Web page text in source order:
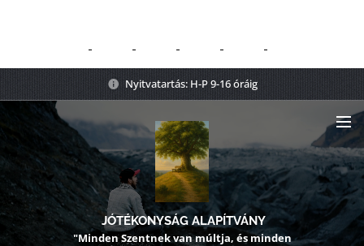
Nyitvatartás: H-P 9-16 óráig
JÓTÉKONYSÁG ALAPÍTVÁNY
"Minden Szentnek van múltja, és minden